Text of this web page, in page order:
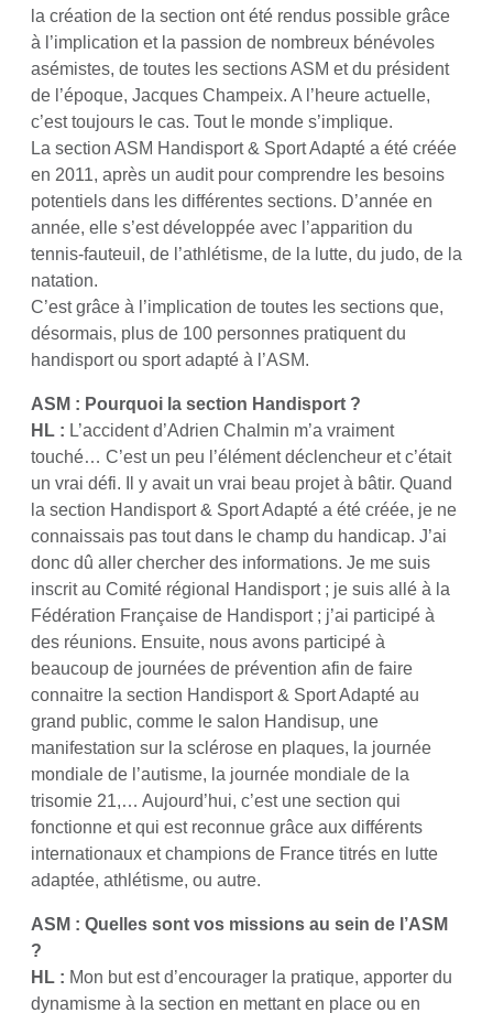
la création de la section ont été rendus possible grâce
à l’implication et la passion de nombreux bénévoles
asémistes, de toutes les sections ASM et du président
de l’époque, Jacques Champeix. A l’heure actuelle,
c’est toujours le cas. Tout le monde s’implique.
La section ASM Handisport & Sport Adapté a été créée
en 2011, après un audit pour comprendre les besoins
potentiels dans les différentes sections. D’année en
année, elle s’est développée avec l’apparition du
tennis-fauteuil, de l’athlétisme, de la lutte, du judo, de la
natation.
C’est grâce à l’implication de toutes les sections que,
désormais, plus de 100 personnes pratiquent du
handisport ou sport adapté à l’ASM.
ASM : Pourquoi la section Handisport ?
HL : L’accident d’Adrien Chalmin m’a vraiment
touché… C’est un peu l’élément déclencheur et c’était
un vrai défi. Il y avait un vrai beau projet à bâtir. Quand
la section Handisport & Sport Adapté a été créée, je ne
connaissais pas tout dans le champ du handicap. J’ai
donc dû aller chercher des informations. Je me suis
inscrit au Comité régional Handisport ; je suis allé à la
Fédération Française de Handisport ; j’ai participé à
des réunions. Ensuite, nous avons participé à
beaucoup de journées de prévention afin de faire
connaitre la section Handisport & Sport Adapté au
grand public, comme le salon Handisup, une
manifestation sur la sclérose en plaques, la journée
mondiale de l’autisme, la journée mondiale de la
trisomie 21,… Aujourd’hui, c’est une section qui
fonctionne et qui est reconnue grâce aux différents
internationaux et champions de France titrés en lutte
adaptée, athlétisme, ou autre.
ASM : Quelles sont vos missions au sein de l’ASM
?
HL : Mon but est d’encourager la pratique, apporter du
dynamisme à la section en mettant en place ou en